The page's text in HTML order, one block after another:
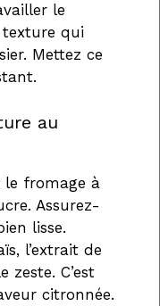
le
texture qui
Mettez ce
au
le fromage à
Assurez-
lisse.
l’extrait de
C’est
citronnée.